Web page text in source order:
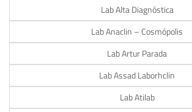
Lab Alta Diagnóstica
Lab Anaclin – Cosmópolis
Lab Artur Parada
Lab Assad Laborhclin
Lab Atilab